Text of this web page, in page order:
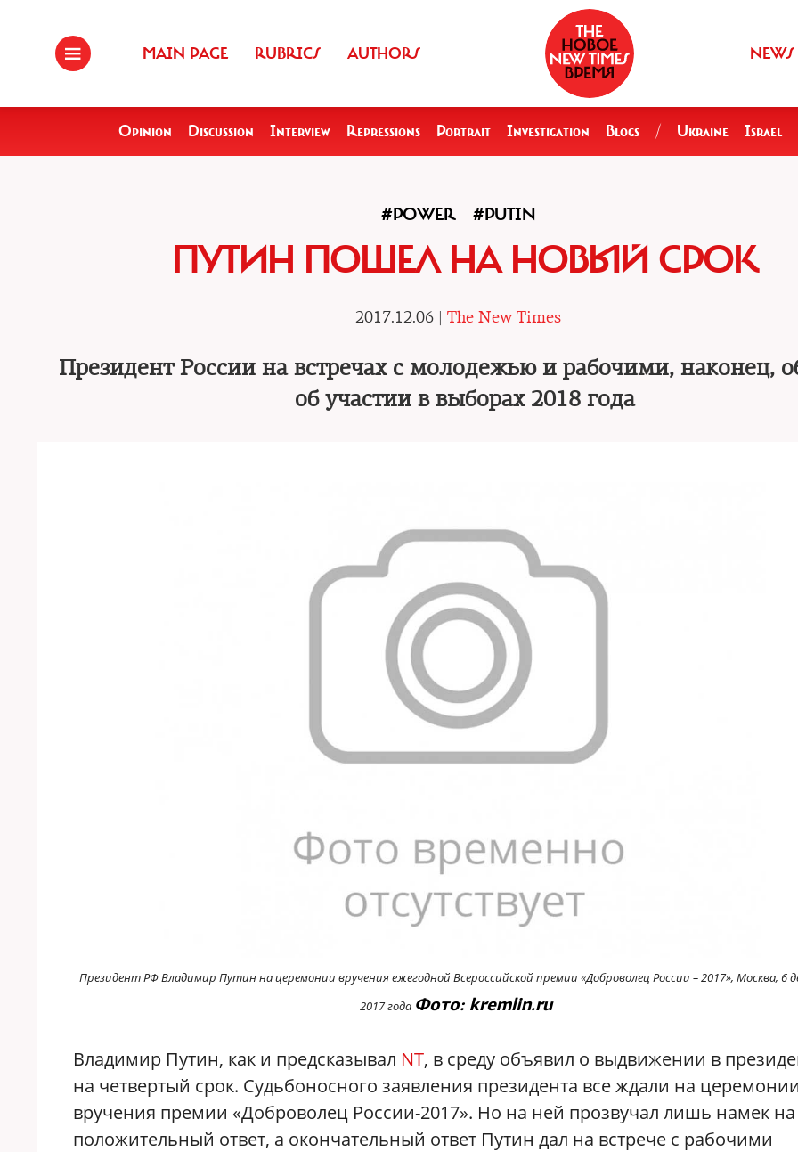
MAIN PAGE RUBRICS AUTHORS NEWS
Opinion Discussion Interview Repressions Portrait Investigation Blogs / Ukraine Israel
#POWER #PUTIN
ПУТИН ПОШЕЛ НА НОВЫЙ СРОК
2017.12.06 | The New Times
Президент России на встречах с молодежью и рабочими, наконец,
об участии в выборах 2018 года
Президент РФ Владимир Путин на церемонии вручения ежегодной Всероссийской премии «Доброволец России – 2017», Москва, 6
2017 года Фото: kremlin.ru
Владимир Путин, как и предсказывал NT, в среду объявил о выдвижении в
на четвертый срок. Судьбоносного заявления президента все ждали на церемонии
вручения премии «Доброволец России-2017». Но на ней прозвучал лишь намек на
положительный ответ, а окончательный ответ Путин дал на встрече с рабочими